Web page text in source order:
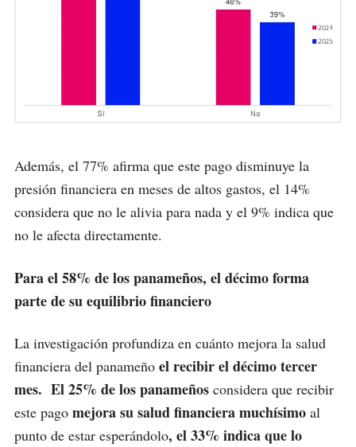
Además, el 77% afirma que este pago disminuye la
presión financiera en meses de altos gastos, el 14%
considera que no le alivia para nada y el 9% indica que
no le afecta directamente.
Para el 58% de los panameños, el décimoforma
parte de su equilibrio financiero
La investigación profundiza en cuánto mejora la salud
financiera del panameño el recibir el décimo tercer
mes. El 25% de los panameños considera que recibir
este pago mejora susalud financiera muchísimo al
punto de estar esperándolo, el 33% indica que lo